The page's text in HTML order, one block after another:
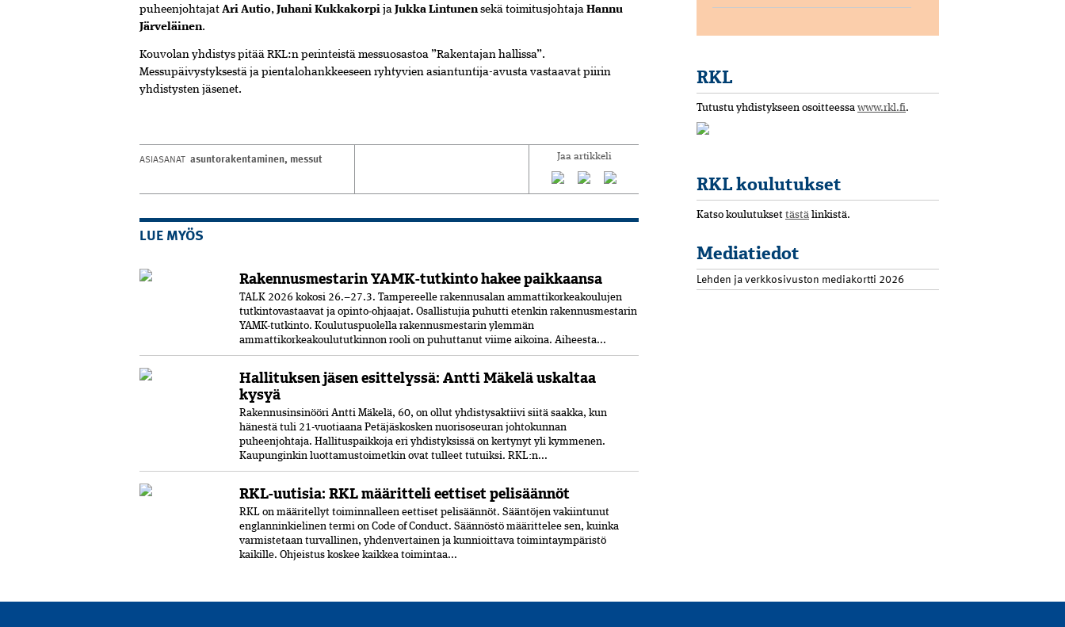
puheenjohtajatAri Autio,Juhani Kukkakorpi jaJukka Lintunensekä toimitusjohtajaHannu
Järveläinen.
Kouvolan yhdistys pitää RKL:n perinteistä messuosastoa ”Rakentajan hallissa”.
Messupäivystyksestä ja pientalohankkeeseen ryhtyvien asiantuntija-avusta vastaavat piirin
yhdistysten jäsenet.
ASIASANAT asuntorakentaminen, messut Jaa artikkeli
LUE MYÖS
Rakennusmestarin YAMK-tutkinto hakee paikkaansa
TALK 2026 kokosi 26.–27.3. Tampereelle rakennusalan ammattikorkeakoulujen
tutkintovastaavat ja opinto-ohjaajat. Osallistujia puhutti etenkin rakennusmestarin
YAMK-tutkinto. Koulutuspuolella rakennusmestarin ylemmän
ammattikorkeakoulututkinnon rooli on puhuttanut viime ­aikoina. ­Aiheesta...
Hallituksen jäsen esittelyssä: Antti Mäkelä uskaltaa
kysyä
Rakennusinsinööri Antti Mäkelä, 60, on ollut yhdistysaktiivi siitä saakka, kun
hänestä tuli 21-vuo­tiaana Petäjäskosken nuoriso­seuran johtokunnan
puheenjohtaja. Hallituspaikkoja eri yhdistyksissä on kertynyt yli kymmenen.
Kaupunginkin luottamustoimetkin ovat tulleet tutuiksi. RKL:n...
RKL-uutisia: RKL määritteli eettiset pelisäännöt
RKL on määritellyt toiminnalleen eettiset peli­säännöt. Sääntöjen vakiintunut
englanninkielinen termi on Code of Conduct. Säännöstö määrittelee sen, kuinka
varmistetaan turvallinen, yhdenvertainen ja kun­nioittava toimintaympäristö
kaikille. Ohjeistus koskee kaikkea toimintaa...
RKL
Tutustu yhdistykseen osoitteessa www.rkl.fi.
RKL koulutukset
Katso koulutukset tästä linkistä.
Mediatiedot
Lehden ja verkkosivuston mediakortti 2026